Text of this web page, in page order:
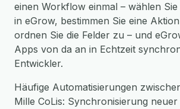
einen Workflow einmal – wählen
in eGrow, bestimmen Sie eine
ordnen Sie die Felder zu – und
Apps von da an in Echtzeit
Entwickler.
Häufige Automatisierungen
Mille CoLis: Synchronisierung